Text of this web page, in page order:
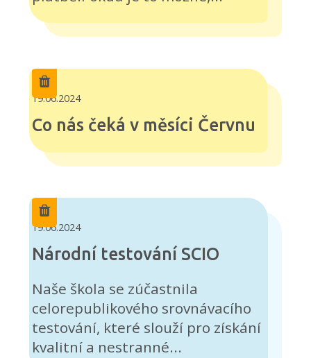
19.06.2024
Co nás čeká v měsíci Červnu
19.06.2024
Národní testování SCIO
Naše škola se zúčastnila
celorepublikového srovnávacího
testování, které slouží pro získání
kvalitní a nestranné...